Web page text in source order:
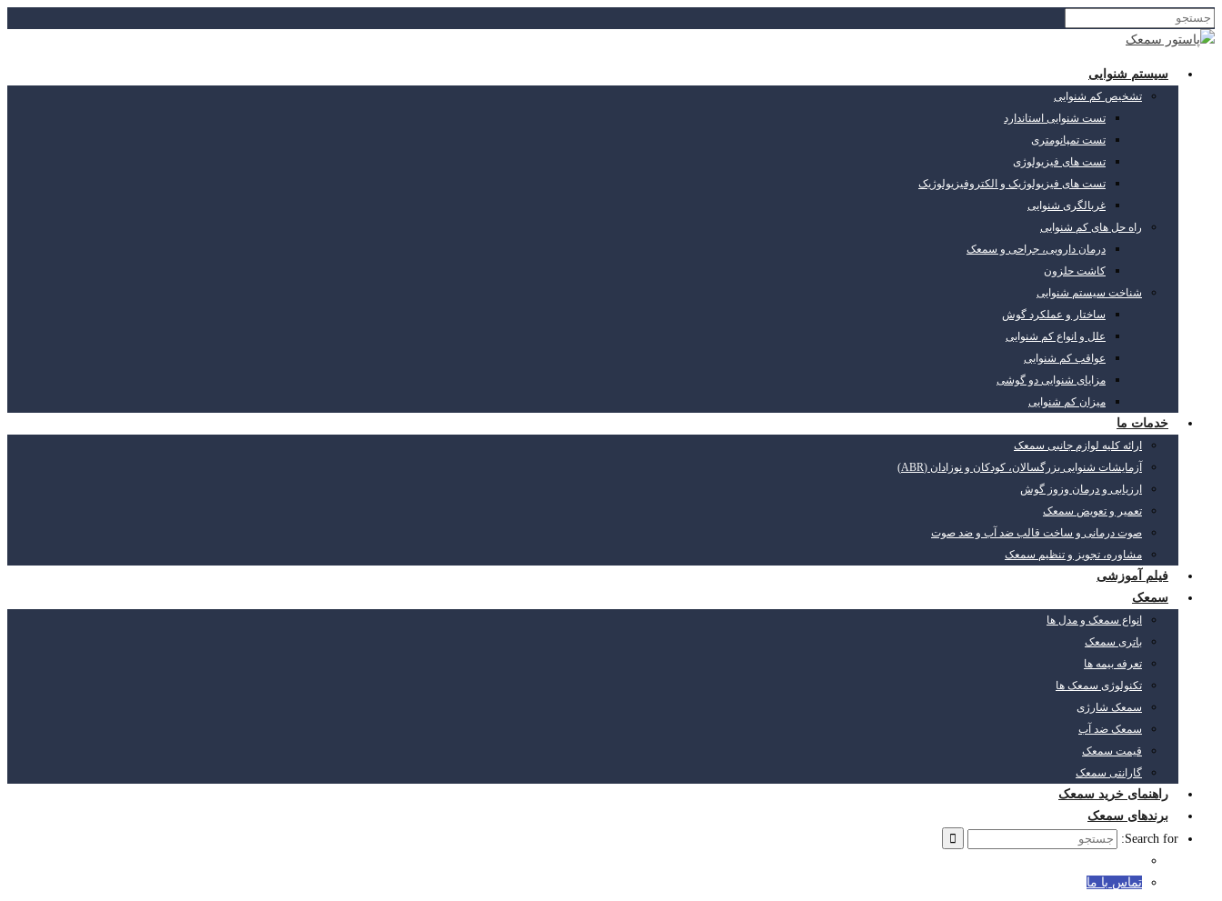
سیستم شنوایی
تشخیص کم شنوایی
تست شنوایی استاندارد
تست تمپانومتری
تست های فیزیولوژی
تست های فیزیولوژیک و الکتروفیزیولوژیک
غربالگری شنوایی
راه حل های کم شنوایی
درمان دارویی، جراحی و سمعک
کاشت حلزون
شناخت سیستم شنوایی
ساختار و عملکرد گوش
علل و انواع کم شنوایی
عواقب کم شنوایی
مزایای شنوایی دو گوشی
میزان کم شنوایی
خدمات ما
ارائه کلیه لوازم جانبی سمعک
آزمایشات شنوایی بزرگسالان، کودکان و نوزادان (ABR)
ارزیابی و درمان وزوز گوش
تعمیر و تعویض سمعک
صوت درمانی و ساخت قالب ضد آب و ضد صوت
مشاوره، تجویز و تنظیم سمعک
فیلم آموزشی
سمعک
انواع سمعک و مدل ها
باتری سمعک
تعرفه بیمه ها
تکنولوژی سمعک ها
سمعک شارژی
سمعک ضد آب
قیمت سمعک
گارانتی سمعک
راهنمای خرید سمعک
برندهای سمعک
Search for:
تماس با ما